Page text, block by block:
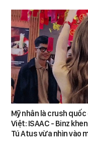
Mỹ nhân là crush
Việt: ISAAC - Binz
Tú Atus vừa nhìn vào